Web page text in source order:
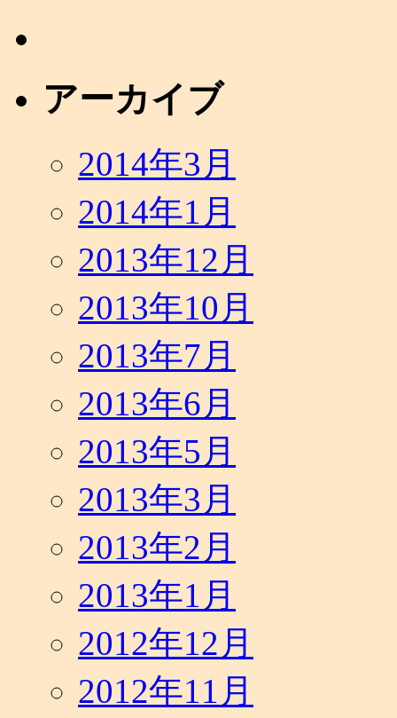
アーカイブ
2014年3月
2014年1月
2013年12月
2013年10月
2013年7月
2013年6月
2013年5月
2013年3月
2013年2月
2013年1月
2012年12月
2012年11月